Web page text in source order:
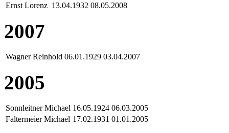
Ernst Lorenz 13.04.1932 08.05.2008
2007
Wagner Reinhold 06.01.1929 03.04.2007
2005
Sonnleitner Michael 16.05.1924 06.03.2005
Faltermeier Michael 17.02.1931 01.01.2005